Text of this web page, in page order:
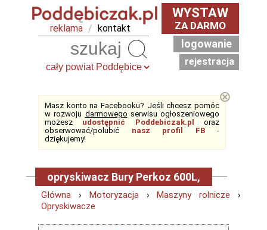
reklama / kontakt
WYSTAW
ZA DARMO
logowanie
rejestracja
Masz konto na Facebooku? Jeśli chcesz pomóc
w rozwoju darmowego serwisu ogłoszeniowego
możesz udostępnić Poddebiczak.pl
oraz
obserwować/polubić nasz profil FB-
dziękujemy!
⊗
opryskiwacz Bury Perkoz 600L,
Główna › Motoryzacja›Maszyny rolnicze ›
Opryskiwacze